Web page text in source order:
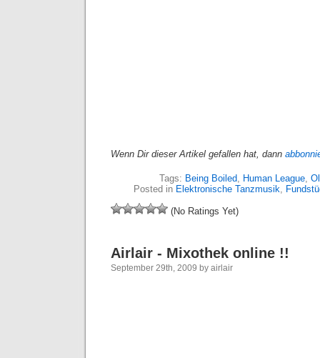
Wenn Dir dieser Artikel gefallen hat, dann
Tags: Being Boiled, Human League,
Posted in Elektronische Tanzmusik,
(No Ratings Yet)
Airlair - Mixothek online !!
September 29th, 2009 by airlair